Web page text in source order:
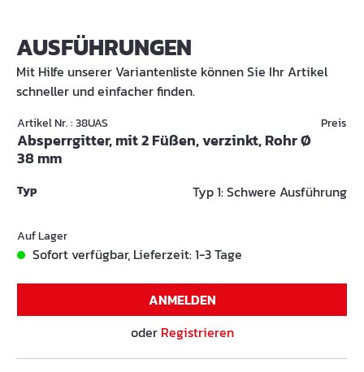
AUSFÜHRUNGEN
Mit Hilfe unserer Variantenliste können Sie Ihr Artikel
schneller und einfacher finden.
Artikel Nr. : 38UAS
Absperrgitter, mit 2 Füßen, verzinkt, Rohr Ø
38 mm
Preis
Typ Typ 1: Schwere Ausführung
Auf Lager
Sofort verfügbar, Lieferzeit: 1-3 Tage
ANMELDEN
oder Registrieren